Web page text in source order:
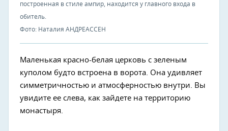
построенная в стиле ампир, находится у главного входа в
обитель.
Фото: Наталия АНДРЕАССЕН
Маленькая красно-белая церковь с зеленым
куполом будто встроена в ворота. Она удивляет
симметричностью и атмосферностью внутри. Вы
увидите ее слева, как зайдете на территорию
монастыря.